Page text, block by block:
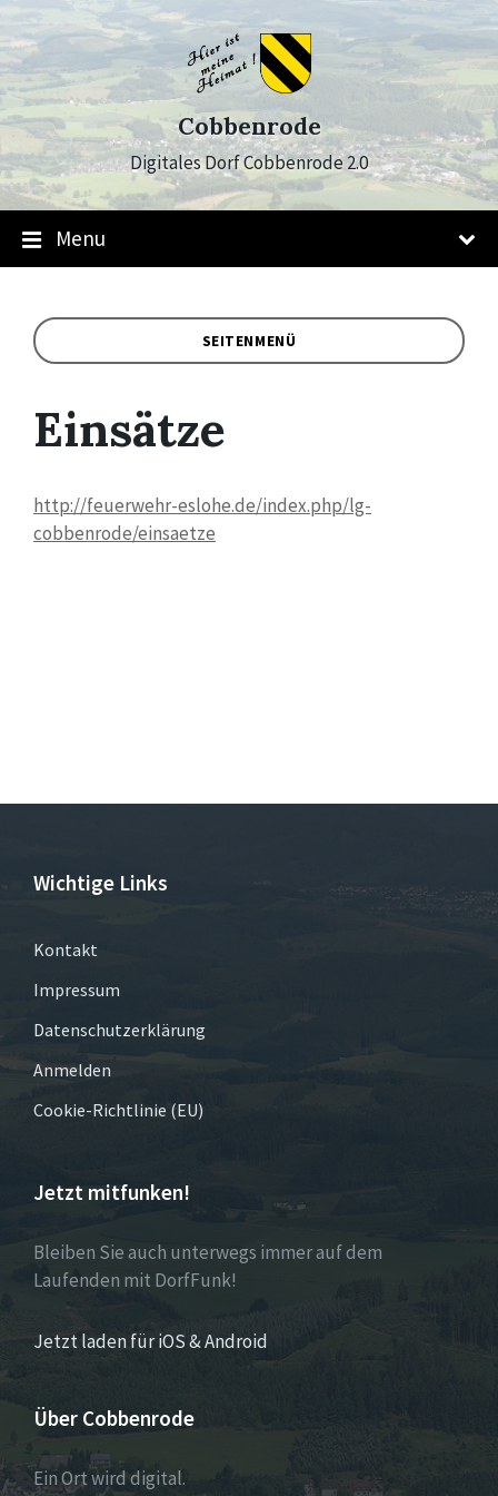
Skip
to
content
Skip
to
main
navigation
Skip
to
footer
Cobbenrode
Digitales Dorf Cobbenrode 2.0
Menu
SEITENMENÜ
Einsätze
http://feuerwehr-eslohe.de/index.php/lg-
cobbenrode/einsaetze
Wichtige Links
Kontakt
Impressum
Datenschutzerklärung
Anmelden
Cookie-Richtlinie (EU)
Jetzt mitfunken!
Bleiben Sie auch unterwegs immer auf dem
Laufenden mit DorfFunk!
Jetzt laden für iOS & Android
Über Cobbenrode
Ein Ort wird digital.